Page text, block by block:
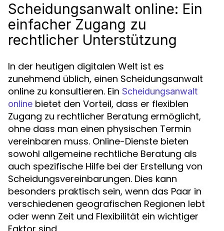
Scheidungsanwalt online: Ein
einfacher Zugang zu
rechtlicher Unterstützung
In der heutigen digitalen Welt ist es
zunehmend üblich, einen Scheidungsanwalt
online zu konsultieren. Ein Scheidungsanwalt
online bietet den Vorteil, dass er flexiblen
Zugang zu rechtlicher Beratung ermöglicht,
ohne dass man einen physischen Termin
vereinbaren muss. Online-Dienste bieten
sowohl allgemeine rechtliche Beratung als
auch spezifische Hilfe bei der Erstellung von
Scheidungsvereinbarungen. Dies kann
besonders praktisch sein, wenn das Paar in
verschiedenen geografischen Regionen lebt
oder wenn Zeit und Flexibilität ein wichtiger